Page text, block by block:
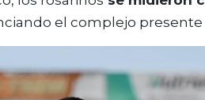
el complejo presente